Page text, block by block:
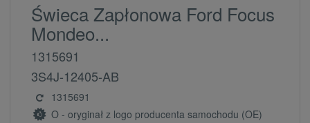
Świeca Zapłonowa Ford Focus
Mondeo...
1315691
3S4J-12405-AB
1315691
O - oryginał z logo producenta samochodu (OE)